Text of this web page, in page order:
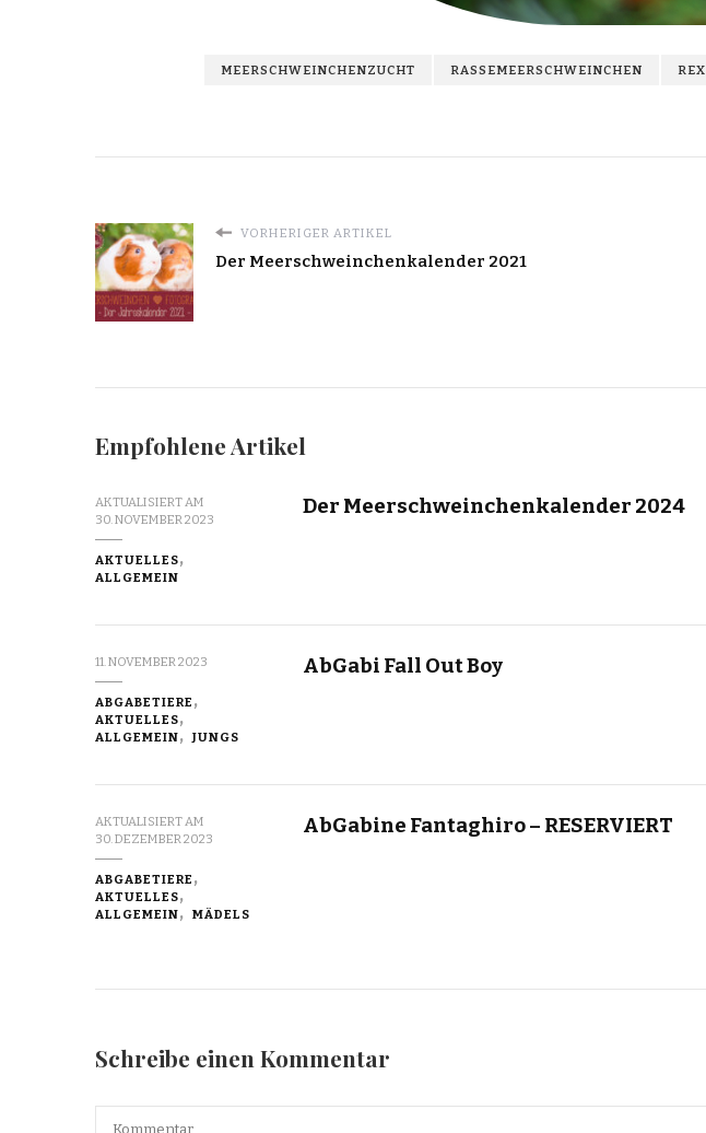
MEERSCHWEINCHENZUCHT RASSEMEERSCHWEINCHEN REX
VORHERIGER ARTIKEL
Der Meerschweinchenkalender 2021
Empfohlene Artikel
AKTUALISIERT AM
30. NOVEMBER 2023
AKTUELLES
ALLGEMEIN
Der Meerschweinchenkalender 2024
11. NOVEMBER 2023
ABGABETIERE
AKTUELLES
ALLGEMEIN
JUNGS
AbGabi Fall Out Boy
AKTUALISIERT AM
30. DEZEMBER 2023
ABGABETIERE
AKTUELLES
ALLGEMEIN
MÄDELS
AbGabine Fantaghiro – RESERVIERT
Schreibe einen Kommentar